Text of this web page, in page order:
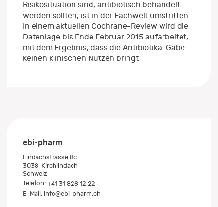
Risikosituation sind, antibiotisch behandelt
werden sollten, ist in der Fachwelt umstritten.
In einem aktuellen Cochrane-Review wird die
Datenlage bis Ende Februar 2015 aufarbeitet,
mit dem Ergebnis, dass die Antibiotika-Gabe
keinen klinischen Nutzen bringt
ebi-pharm
Lindachstrasse 8c
3038 Kirchlindach
Schweiz
Telefon: +41 31 828 12 22
E-Mail: info@ebi-pharm.ch